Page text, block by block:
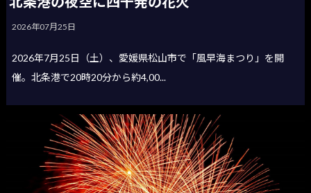
2026年07月25日
2026年7月25日（土）、愛媛県松山市で「風早海まつり」を開
催。北条港で20時20分から約4,00...